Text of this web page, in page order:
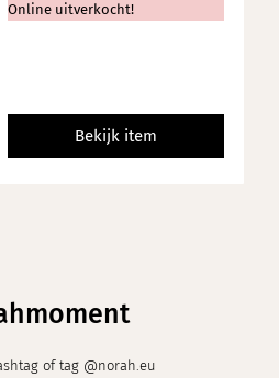
Online uitverkocht!
Bekijk item
of tag @norah.eu